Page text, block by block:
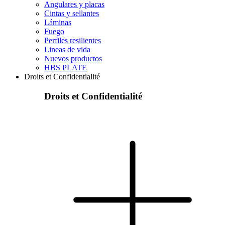
Angulares y placas
Cintas y sellantes
Láminas
Fuego
Perfiles resilientes
Lineas de vida
Nuevos productos
HBS PLATE
Droits et Confidentialité
Droits et Confidentialité